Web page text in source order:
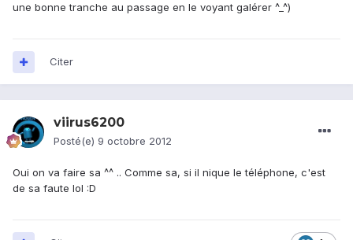
une bonne tranche au passage en le voyant galérer ^_^)
Citer
viirus6200
Posté(e) 9 octobre 2012
Oui on va faire sa ^^ .. Comme sa, si il nique le téléphone, c'est
de sa faute lol :D